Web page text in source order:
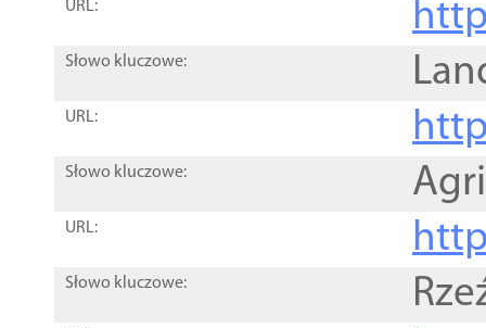
URL:
Słowo kluczowe:
URL:
Słowo kluczowe:
URL:
Słowo kluczowe: